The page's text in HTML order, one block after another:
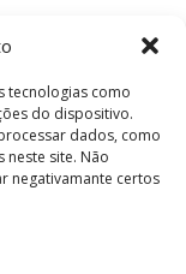
tecnologias como
do dispositivo.
dados, como
neste site. Não
negativamante certos